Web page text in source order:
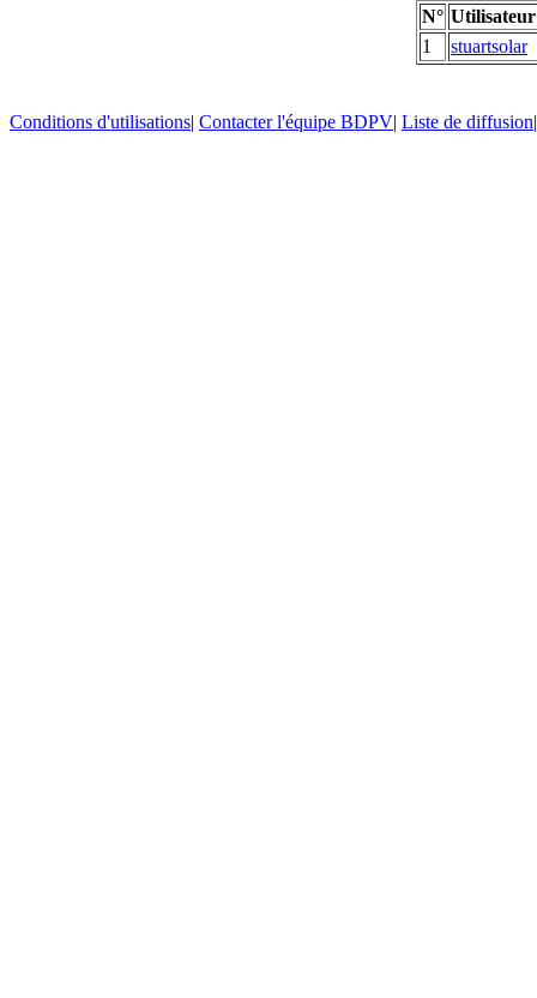
N° Utilisateur
1
stuartsolar
Conditions d'utilisations| Contacter l'équipe BDPV| Liste de diffusion